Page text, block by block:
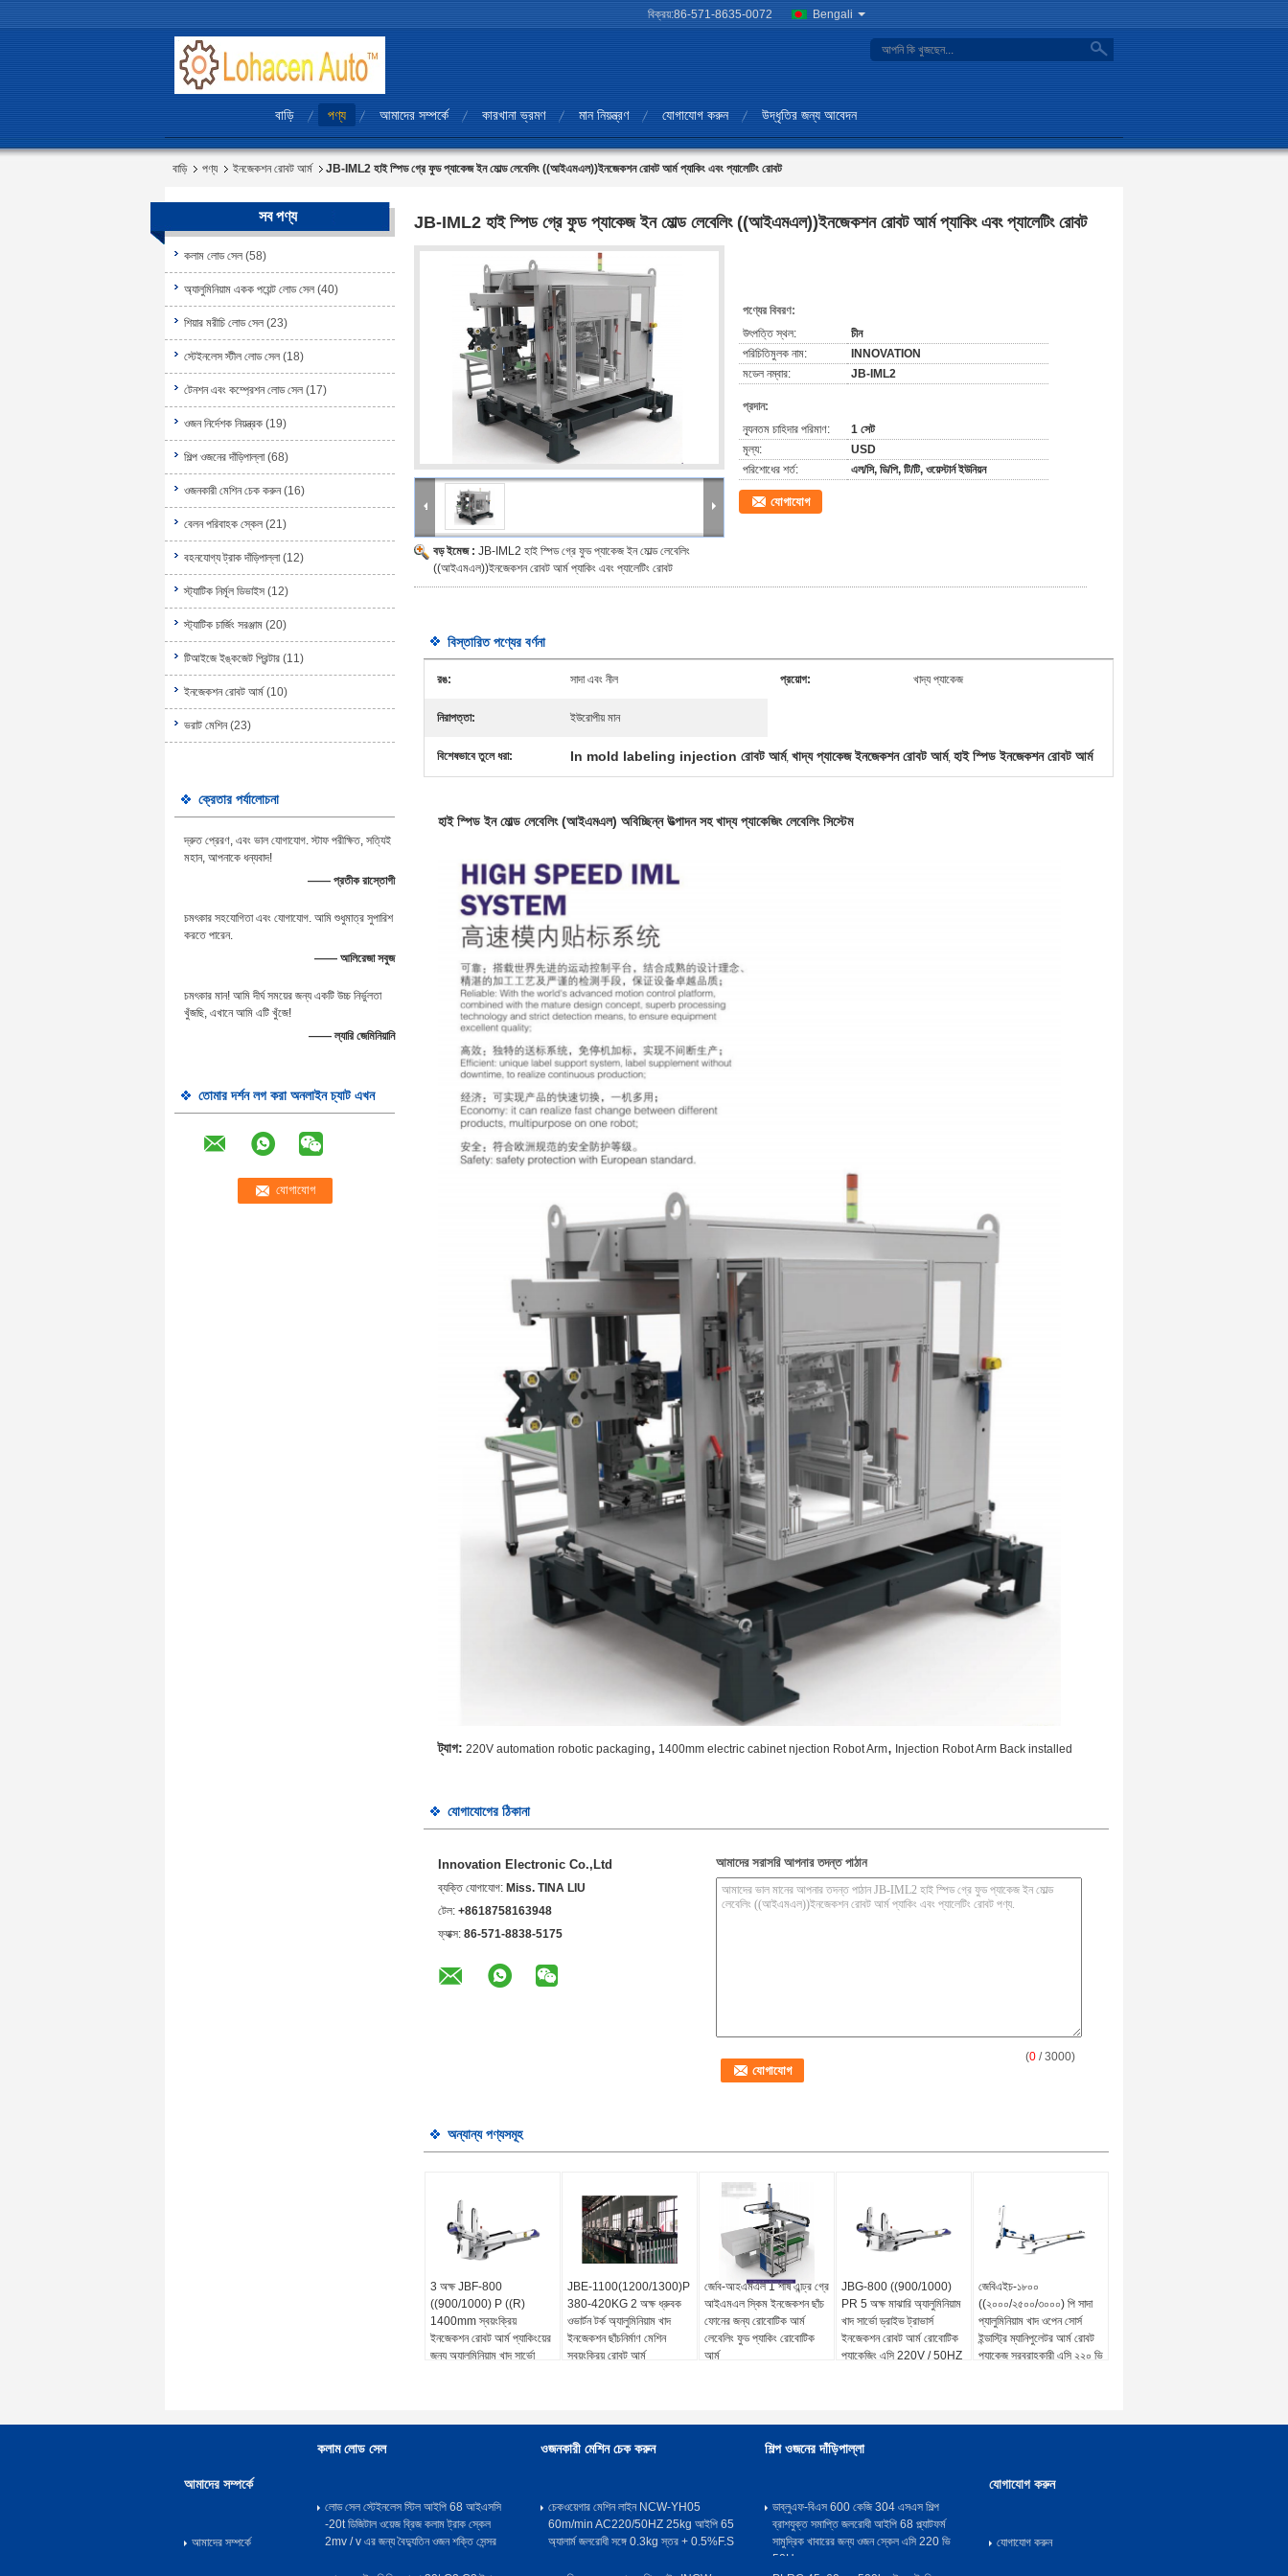
বিক্রয়:86-571-8635-0072 Bengali
search
বাড়ি পণ্য আমাদের সম্পর্কে কারখানা ভ্রমণ মান নিয়ন্ত্রণ যোগাযোগ করুন উদ্ধৃতির জন্য আবেদন
বাড়ি পণ্য ইনজেকশন রোবট আর্ম JB-IML2 হাই স্পিড গ্রে ফুড প্যাকেজ ইন মোল্ড লেবেলিং ((আইএমএল))ইনজেকশন রোবট আর্ম প্যাকিং এবং প্যালেটিং রোবট
সব পণ্য
কলাম লোড সেল (58)
অ্যালুমিনিয়াম একক পয়েন্ট লোড সেল (40)
শিয়ার মরীচি লোড সেল (23)
স্টেইনলেস স্টীল লোড সেল (18)
টেনশন এবং কম্প্রেশন লোড সেল (17)
ওজন নির্দেশক নিয়ন্ত্রক (19)
শিল্প ওজনের দাঁড়িপাল্লা (68)
ওজনকারী মেশিন চেক করুন (16)
বেলন পরিবাহক স্কেল (21)
বহনযোগ্য ট্রাক দাঁড়িপাল্লা (12)
স্ট্যাটিক নির্মূল ডিভাইস (12)
স্ট্যাটিক চার্জিং সরঞ্জাম (20)
টিআইজে ইঙ্কজেট প্রিন্টার (11)
ইনজেকশন রোবট আর্ম (10)
ভরাট মেশিন (23)
ক্রেতার পর্যালোচনা
দ্রুত প্রেরণ, এবং ভাল যোগাযোগ. স্টাফ পরীক্ষিত, সত্যিই
মহান, আপনাকে ধন্যবাদ!
—— প্রতীক রাস্তোগী
চমৎকার সহযোগিতা এবং যোগাযোগ. আমি শুধুমাত্র সুপারিশ
করতে পারেন.
—— আলিরেজা সবুজ
চমৎকার মান! আমি দীর্ঘ সময়ের জন্য একটি উচ্চ নির্ভুলতা
খুঁজছি, এখানে আমি এটি খুঁজে!
—— ল্যারি জেমিনিয়ানি
তোমার দর্শন লগ করা অনলাইন চ্যাট এখন
JB-IML2 হাই স্পিড গ্রে ফুড প্যাকেজ ইন মোল্ড লেবেলিং ((আইএমএল))ইনজেকশন রোবট আর্ম প্যাকিং এবং প্যালেটিং রোবট
বড় ইমেজ : JB-IML2 হাই স্পিড গ্রে ফুড প্যাকেজ ইন মোল্ড লেবেলিং
((আইএমএল))ইনজেকশন রোবট আর্ম প্যাকিং এবং প্যালেটিং রোবট
পণ্যের বিবরণ:
উৎপত্তি স্থল:
চীন
পরিচিতিমুলক নাম:
INNOVATION
মডেল নম্বার:
JB-IML2
প্রদান:
ন্যূনতম চাহিদার পরিমাণ:
1 সেট
মূল্য:
USD
পরিশোধের শর্ত:
এল/সি, ডি/পি, টি/টি, ওয়েস্টার্ন ইউনিয়ন
যোগাযোগ
বিস্তারিত পণ্যের বর্ণনা
রঙ: সাদা এবং নীল প্রয়োগ: খাদ্য প্যাকেজ
নিরাপত্তা: ইউরোপীয় মান
বিশেষভাবে তুলে ধরা: In mold labeling injection রোবট আর্ম, খাদ্য প্যাকেজ ইনজেকশন রোবট আর্ম, হাই স্পিড ইনজেকশন রোবট আর্ম
হাই স্পিড ইন মোল্ড লেবেলিং (আইএমএল) অবিচ্ছিন্ন উত্পাদন সহ খাদ্য প্যাকেজিং লেবেলিং সিস্টেম
ট্যাগ: 220V automation robotic packaging, 1400mm electric cabinet njection Robot Arm, Injection Robot Arm Back installed
যোগাযোগের ঠিকানা
Innovation Electronic Co.,Ltd
ব্যক্তি যোগাযোগ: Miss. TINA LIU
টেল: +8618758163948
ফ্যাক্স: 86-571-8838-5175
আমাদের সরাসরি আপনার তদন্ত পাঠান
(0 / 3000)
অন্যান্য পণ্যসমূহ
3 অক্ষ JBF-800
((900/1000) P ((R)
1400mm স্বয়ংক্রিয়
ইনজেকশন রোবট আর্ম প্যাকিংয়ের
জন্য অ্যালুমিনিয়াম খাদ সার্ভো
JBE-1100(1200/1300)P
380-420KG 2 অক্ষ ধ্রুবক
ওভার্টন টর্ক অ্যালুমিনিয়াম খাদ
ইনজেকশন ছাঁচনির্মাণ মেশিন
স্বয়ংক্রিয় রোবট আর্ম
জেবি-আইএমএল 1 শীর্ষ এন্ট্রি গ্রে
আইএমএল স্কিম ইনজেকশন ছাঁচ
ফোনের জন্য রোবোটিক আর্ম
লেবেলিং ফুড প্যাকিং রোবোটিক
আর্ম
JBG-800 ((900/1000)
PR 5 অক্ষ মাঝারি অ্যালুমিনিয়াম
খাদ সার্ভো ড্রাইভ ট্রাভার্স
ইনজেকশন রোবট আর্ম রোবোটিক
প্যাকেজিং এসি 220V / 50HZ
জেবিএইচ-১৮০০
((২০০০/২৫০০/৩০০০) পি সাদা
প্যালুমিনিয়াম খাদ ওপেন সোর্স
ইন্ডাস্ট্রি ম্যানিপুলেটর আর্ম রোবট
প্যাকেজ সরবরাহকারী এসি ২২০ ভি
আমাদের সম্পর্কে
আমাদের সম্পর্কে
কলাম লোড সেল
লোড সেল স্টেইনলেস স্টিল আইপি 68 আইএসসি
-20t ডিজিটাল ওয়েজ ব্রিজ কলাম ট্রাক স্কেল
2mv / v এর জন্য বৈদ্যুতিন ওজন শক্তি সেন্সর
ওজনকারী মেশিন চেক করুন
চেকওয়েগার মেশিন লাইন NCW-YH05
60m/min AC220/50HZ 25kg আইপি 65
অ্যালার্ম জলরোধী সঙ্গে 0.3kg স্তর + 0.5%F.S
শিল্প ওজনের দাঁড়িপাল্লা
ডাব্লুএফ-বিএস 600 কেজি 304 এসএস শিল্প
ব্রাশযুক্ত সমাপ্তি জলরোধী আইপি 68 প্ল্যাটফর্ম
সামুদ্রিক খাবারের জন্য ওজন স্কেল এসি 220 ভি
50Hz
যোগাযোগ করুন
যোগাযোগ করুন